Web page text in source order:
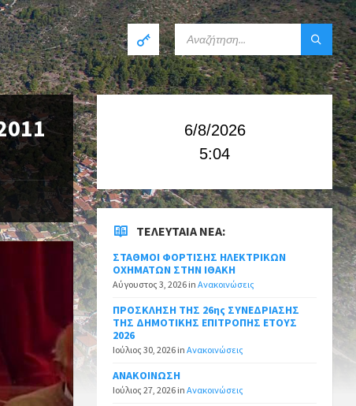
6/8/2026
5:04
ΤΕΛΕΥΤΑΊΑ ΝΈΑ:
ΣΤΑΘΜΟΙ ΦΟΡΤΙΣΗΣ ΗΛΕΚΤΡΙΚΩΝ
ΟΧΗΜΑΤΩΝ ΣΤΗΝ ΙΘΑΚΗ
Αύγουστος 3, 2026 inΑνακοινώσεις
ΠΡΟΣΚΛΗΣΗ ΤΗΣ 26ης ΣΥΝΕΔΡΙΑΣΗΣ
ΤΗΣ ΔΗΜΟΤΙΚΗΣ ΕΠΙΤΡΟΠΗΣ ΕΤΟΥΣ
2026
Ιούλιος 30, 2026 inΑνακοινώσεις
ΑΝΑΚΟΙΝΩΣΗ
Ιούλιος 27, 2026 inΑνακοινώσεις